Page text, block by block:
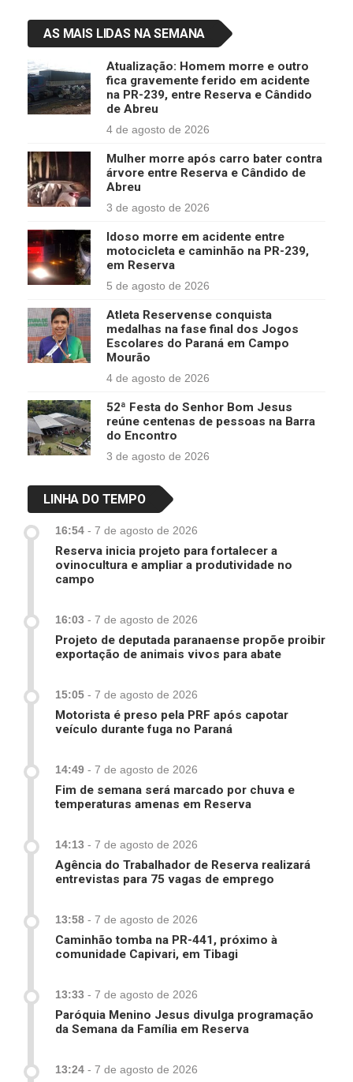
AS MAIS LIDAS NA SEMANA
Atualização: Homem morre e outro
fica gravemente ferido em acidente
na PR-239, entre Reserva e Cândido
de Abreu
4 de agosto de 2026
Mulher morre após carro bater contra
árvore entre Reserva e Cândido de
Abreu
3 de agosto de 2026
Idoso morre em acidente entre
motocicleta e caminhão na PR-239,
em Reserva
5 de agosto de 2026
Atleta Reservense conquista
medalhas na fase final dos Jogos
Escolares do Paraná em Campo
Mourão
4 de agosto de 2026
52ª Festa do Senhor Bom Jesus
reúne centenas de pessoas na Barra
do Encontro
3 de agosto de 2026
LINHA DO TEMPO
16:54 - 7 de agosto de 2026
Reserva inicia projeto para fortalecer a
ovinocultura e ampliar a produtividade no
campo
16:03 - 7 de agosto de 2026
Projeto de deputada paranaense propõe proibir
exportação de animais vivos para abate
15:05 - 7 de agosto de 2026
Motorista é preso pela PRF após capotar
veículo durante fuga no Paraná
14:49 - 7 de agosto de 2026
Fim de semana será marcado por chuva e
temperaturas amenas em Reserva
14:13 - 7 de agosto de 2026
Agência do Trabalhador de Reserva realizará
entrevistas para 75 vagas de emprego
13:58 - 7 de agosto de 2026
Caminhão tomba na PR-441, próximo à
comunidade Capivari, em Tibagi
13:33 - 7 de agosto de 2026
Paróquia Menino Jesus divulga programação
da Semana da Família em Reserva
13:24 - 7 de agosto de 2026